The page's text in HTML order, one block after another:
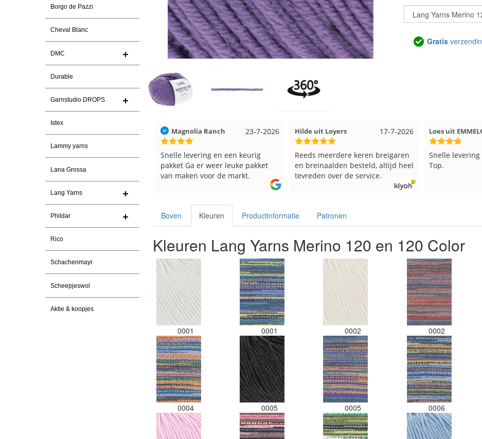
Borgo de Pazzi
Cheval Blanc
DMC
Durable
Garnstudio DROPS
Istex
Lammy yarns
Lana Grossa
Lang Yarns
Phildar
Rico
Schachenmayr
Scheepjeswol
Aktie & koopjes
Gratis
Snelle levering en een keurig
pakket Ga er weer leuke pakket
17-7-2026
Hilde uit Loyers
Reeds meerdere keren breigaren
en breinaalden besteld, altijd heel
tevreden over de service.
12-7-2026
Loes uit EMMELOORD
Snelle levering en keurig verpakt.
Top.
Nell uit
Goed verpakt
Boven Kleuren Productinformatie Patronen
Kleuren Lang Yarns Merino 120 en 120 Color
0001 0001 0002 0002
0004 0005 0005 0006